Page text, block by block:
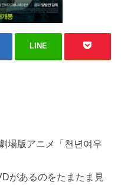
LINE
場版アニメ「천년여우
があるのをたまたま見